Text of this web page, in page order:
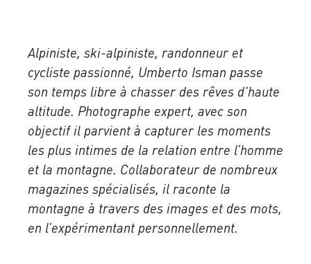
Alpiniste, ski-alpiniste, randonneur et
cycliste passionné, Umberto Isman passe
son temps libre à chasser des rêves d'haute
altitude. Photographe expert, avec son
objectif il parvient à capturer les moments
les plus intimes de la relation entre l’homme
et la montagne. Collaborateur de nombreux
magazines spécialisés, il raconte la
montagne à travers des images et des mots,
en l’expérimentant personnellement.